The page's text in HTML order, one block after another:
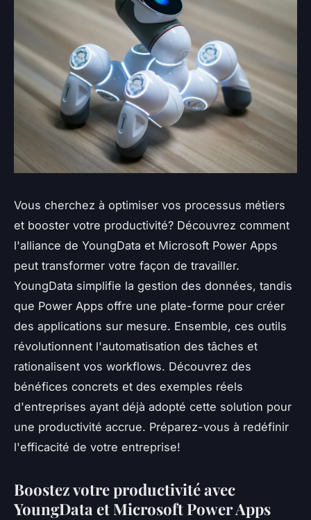
Vous cherchez à optimiser vos processus métiers
et booster votre productivité? Découvrez comment
l'alliance de YoungData et Microsoft Power Apps
peut transformer votre façon de travailler.
YoungData simplifie la gestion des données, tandis
que Power Apps offre une plate-forme pour créer
des applications sur mesure. Ensemble, ces outils
révolutionnent l'automatisation des tâches et
rationalisent vos workflows. Découvrez des
bénéfices concrets et des exemples réels
d'entreprises ayant déjà adopté cette solution pour
une productivité accrue. Préparez-vous à redéfinir
l'efficacité de votre entreprise!
Boostez votre productivité avec
YoungData et Microsoft Power Apps